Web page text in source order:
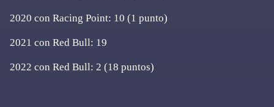
2020 con Racing Point: 10 (1 punto)
2021 con Red Bull: 19
2022 con Red Bull: 2 (18 puntos)